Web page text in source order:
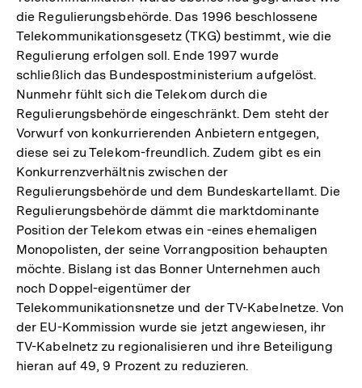
die Regulierungsbehörde. Das 1996 beschlossene
Telekommunikationsgesetz (TKG) bestimmt, wie die
Regulierung erfolgen soll. Ende 1997 wurde
schließlich das Bundespostministerium aufgelöst.
Nunmehr fühlt sich die Telekom durch die
Regulierungsbehörde eingeschränkt. Dem steht der
Vorwurf von konkurrierenden Anbietern entgegen,
diese sei zu Telekom-freundlich. Zudem gibt es ein
Konkurrenzverhältnis zwischen der
Regulierungsbehörde und dem Bundeskartellamt. Die
Regulierungsbehörde dämmt die marktdominante
Position der Telekom etwas ein -eines ehemaligen
Monopolisten, der seine Vorrangposition behaupten
möchte. Bislang ist das Bonner Unternehmen auch
noch Doppel-eigentümer der
Telekommunikationsnetze und der TV-Kabelnetze. Von
der EU-Kommission wurde sie jetzt angewiesen, ihr
TV-Kabelnetz zu regionalisieren und ihre Beteiligung
hieran auf 49, 9 Prozent zu reduzieren.